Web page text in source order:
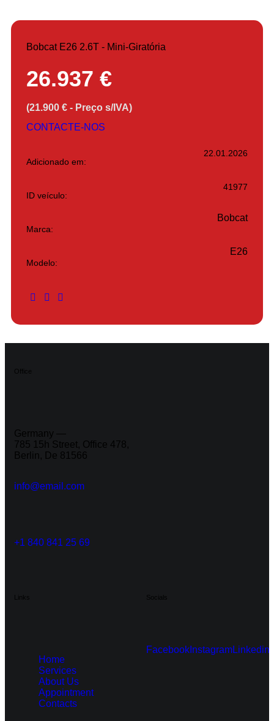
Bobcat E26 2.6T - Mini-Giratória
26.937 €
(21.900 € - Preço s/IVA)
CONTACTE-NOS
Adicionado em:
22.01.2026
ID veículo:
41977
Marca:
Bobcat
Modelo:
E26
Office
Germany —
785 15h Street, Office 478,
Berlin, De 81566
info@email.com
+1 840 841 25 69
Links
Home
Services
About Us
Appointment
Contacts
Socials
Facebook InstagramLinkedin